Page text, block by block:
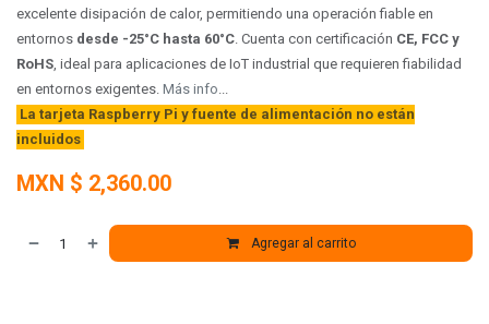
excelente disipación de calor, permitiendo una operación fiable en
entornos desde -25°C hasta 60°C. Cuenta con certificación CE, FCC y
RoHS, ideal para aplicaciones de IoT industrial que requieren fiabilidad
en entornos exigentes. Más info...
La tarjeta Raspberry Pi y fuente de alimentación no están
incluidos
MXN $ 2,360.00
Agregar al carrito